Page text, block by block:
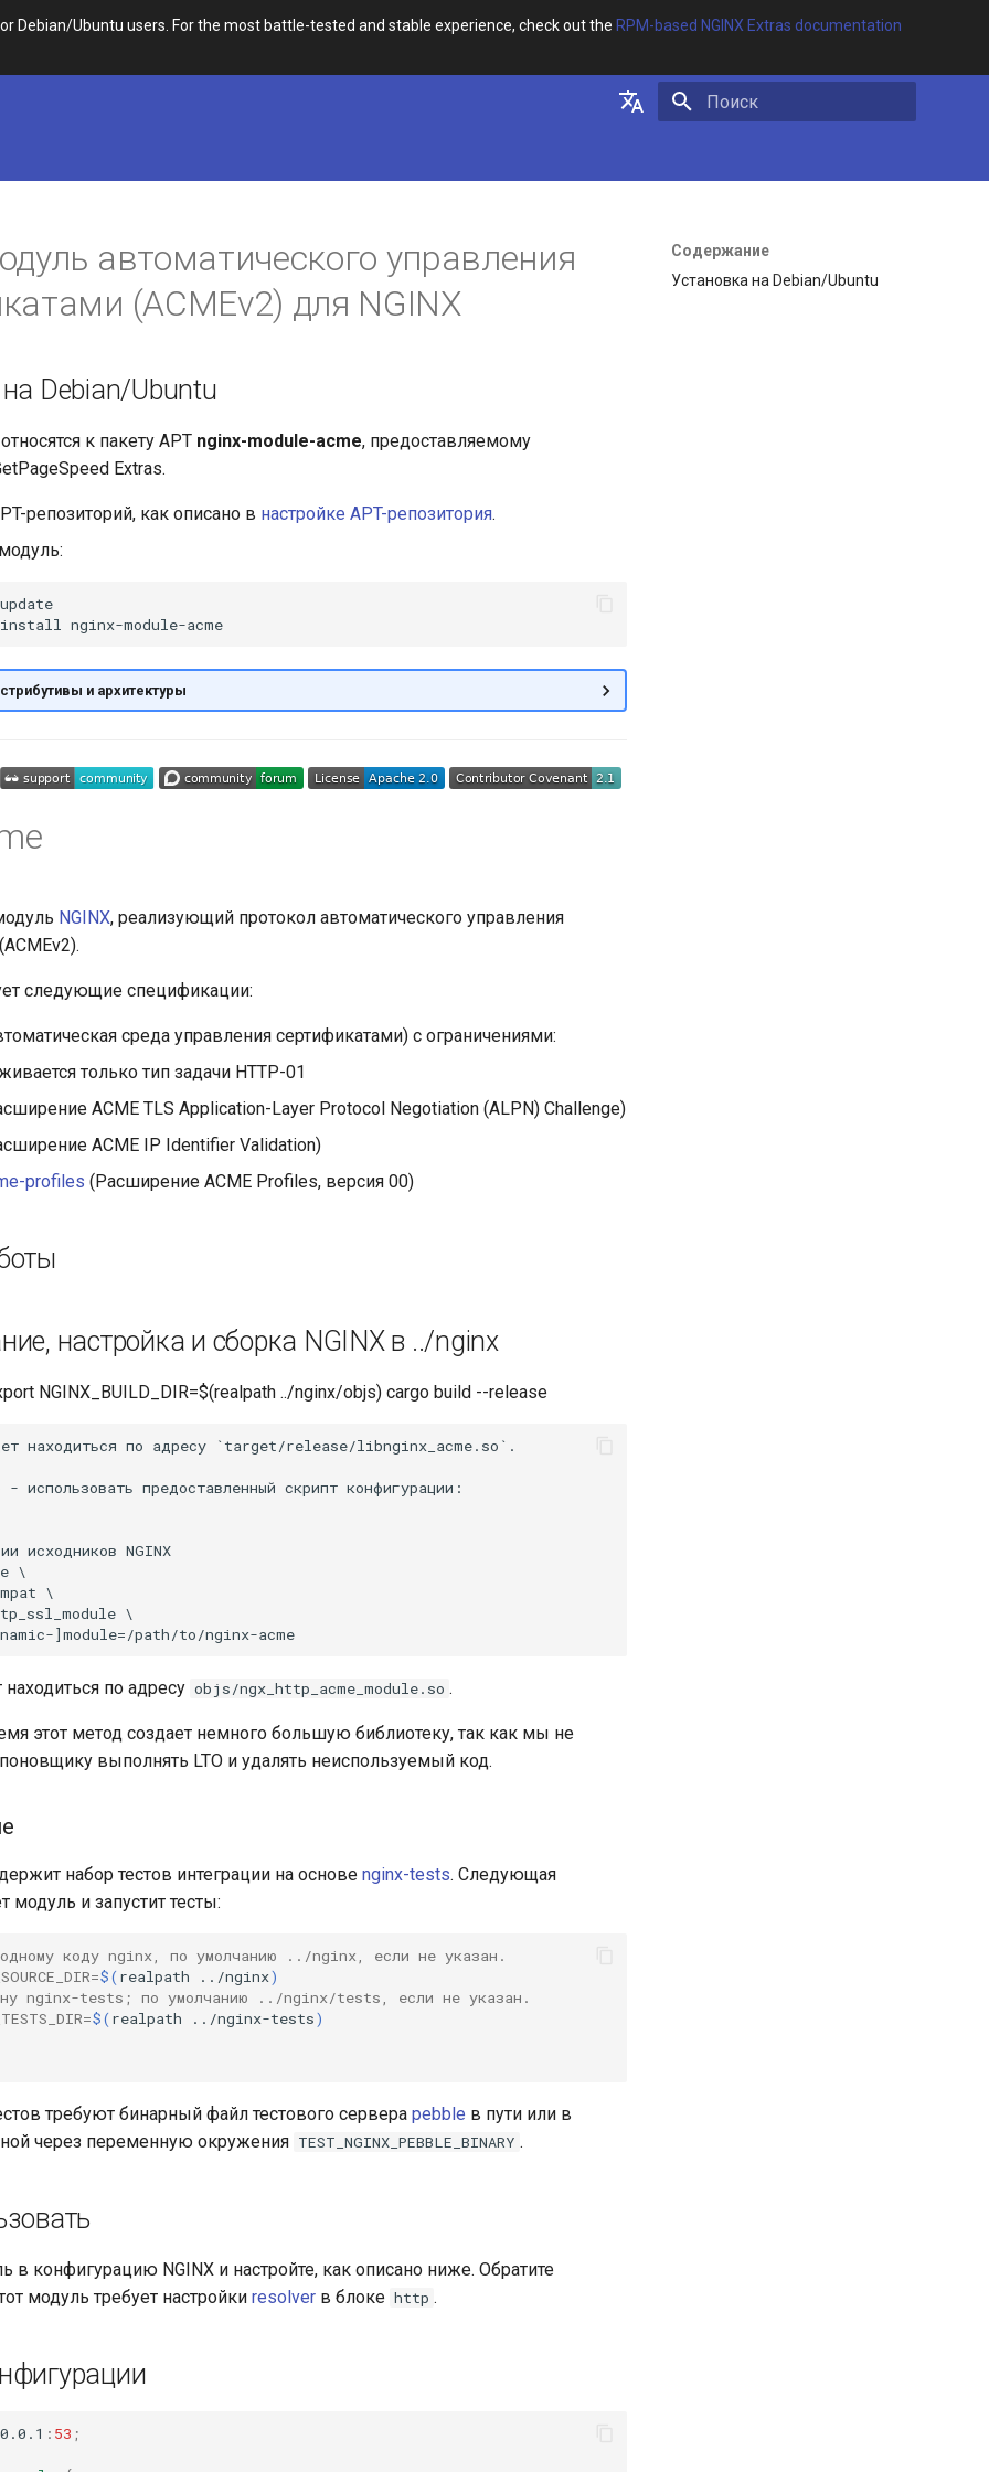
Debian/Ubuntu users. For the most battle-tested and stable experience, check out the RPM-based NGINX Extras documentation
Содержание
Установка на Debian/Ubuntu
автоматического управления
(ACMEv2) для NGINX
Debian/Ubuntu
к пакету APT nginx-module-acme, предоставляемому
Extras.
репозиторий, как описано в настройке APT-репозитория.
update
install
и архитектуры
NGINX, реализующий протокол автоматического управления
следующие спецификации:
среда управления сертификатами) с ограничениями:
только тип задачи HTTP-01
ACME TLS Application-Layer Protocol Negotiation (ALPN) Challenge)
ACME IP Identifier Validation)
profiles (Расширение ACME Profiles, версия 00)
настройка и сборка NGINX в ../nginx
NGINX_BUILD_DIR=$(realpath ../nginx/objs) cargo build --release
находиться по адресу `target/release/libnginx_acme.so`.
- использовать предоставленный скрипт конфигурации:
исходников NGINX
\
\
\
находиться по адресу objs/ngx_http_acme_module.so .
этот метод создает немного большую библиотеку, так как мы не
выполнять LTO и удалять неиспользуемый код.
набор тестов интеграции на основе nginx-tests. Следующая
модуль и запустит тесты:
коду nginx, по умолчанию ../nginx, если не указан.
=$( realpath ../nginx)
nginx-tests; по умолчанию ../nginx/tests, если не указан.
=$( realpath ../nginx-tests)
требуют бинарный файл тестового сервера pebble в пути или в
через переменную окружения TEST_NGINX_PEBBLE_BINARY .
в конфигурацию NGINX и настройте, как описано ниже. Обратите
модуль требует настройки resolver в блоке http .
: 53 ;